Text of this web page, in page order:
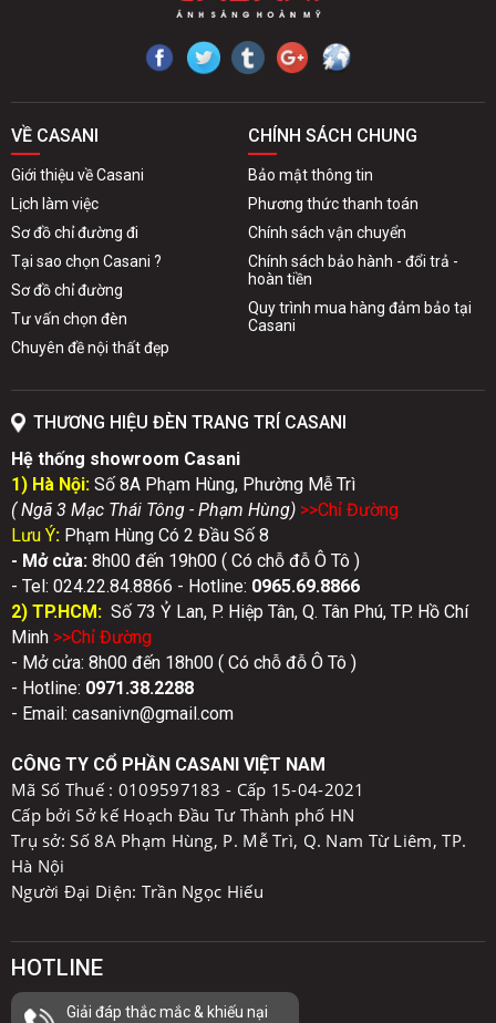
VỀ CASANI
Giới thiệu về Casani
Lịch làm việc
Sơ đồ chỉ đường đi
Tại sao chọn Casani ?
Sơ đồ chỉ đường
Tư vấn chọn đèn
Chuyên đề nội thất đẹp
CHÍNH SÁCH CHUNG
Bảo mật thông tin
Phương thức thanh toán
Chính sách vận chuyển
Chính sách bảo hành - đổi trả -
hoàn tiền
Quy trình mua hàng đảm bảo tại
Casani
THƯƠNG HIỆU ĐÈN TRANG TRÍ CASANI
Hệ thống showroom Casani
1) Hà Nội: Số 8A Phạm Hùng, Phường Mễ Trì
( Ngã 3 Mạc Thái Tông - Phạm Hùng) >>Chỉ Đường
Lưu Ý: Phạm Hùng Có 2 Đầu Số 8
- Mở cửa: 8h00 đến 19h00 ( Có chỗ đỗ Ô Tô )
- Tel: 024.22.84.8866 - Hotline: 0965.69.8866
2) TP.HCM: Số 73 Ỷ Lan, P. Hiệp Tân, Q. Tân Phú, TP. Hồ Chí
Minh >>Chỉ Đường
- Mở cửa: 8h00 đến 18h00 ( Có chỗ đỗ Ô Tô )
- Hotline: 0971.38.2288
- Email: casanivn@gmail.com
CÔNG TY CỔ PHẦN CASANI VIỆT NAM
Mã Số Thuế : 0109597183 - Cấp 15-04-2021
Cấp bởi Sở kế Hoạch Đầu Tư Thành phố HN
Trụ sở: Số 8A Phạm Hùng, P. Mễ Trì, Q. Nam Từ Liêm, TP.
Hà Nội
Người Đại Diện: Trần Ngọc Hiếu
HOTLINE
Giải đáp thắc mắc & khiếu nại